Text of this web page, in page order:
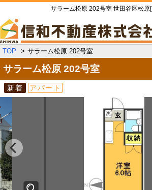
サラーム松原 202号室 世田谷区松原
TOP サラーム松原 202号室
サラーム松原202号室
新着 アパート